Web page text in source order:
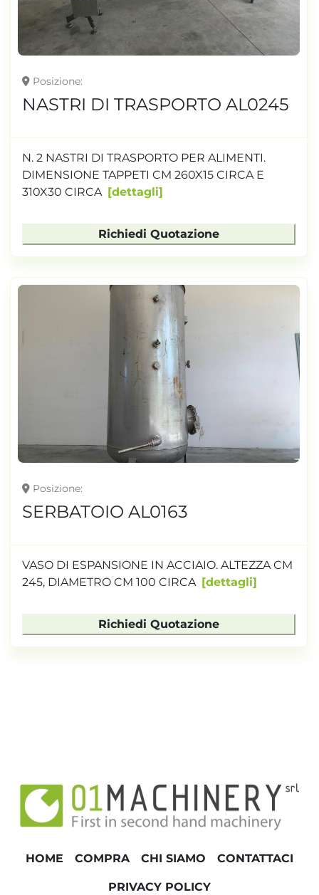
Posizione
NASTRI DI TRASPORTO AL0245
N. 2 NASTRI DI TRASPORTO PER ALIMENTI.
DIMENSIONE TAPPETI CM 260X15 CIRCA E
310X30 CIRCA
dettagli
Richiedi Quotazione
Posizione
SERBATOIO AL0163
VASO DI ESPANSIONE IN ACCIAIO. ALTEZZA CM
245, DIAMETRO CM 100 CIRCA
dettagli
Richiedi Quotazione
HOME COMPRA CHI SIAMO CONTATTACI
PRIVACY POLICY